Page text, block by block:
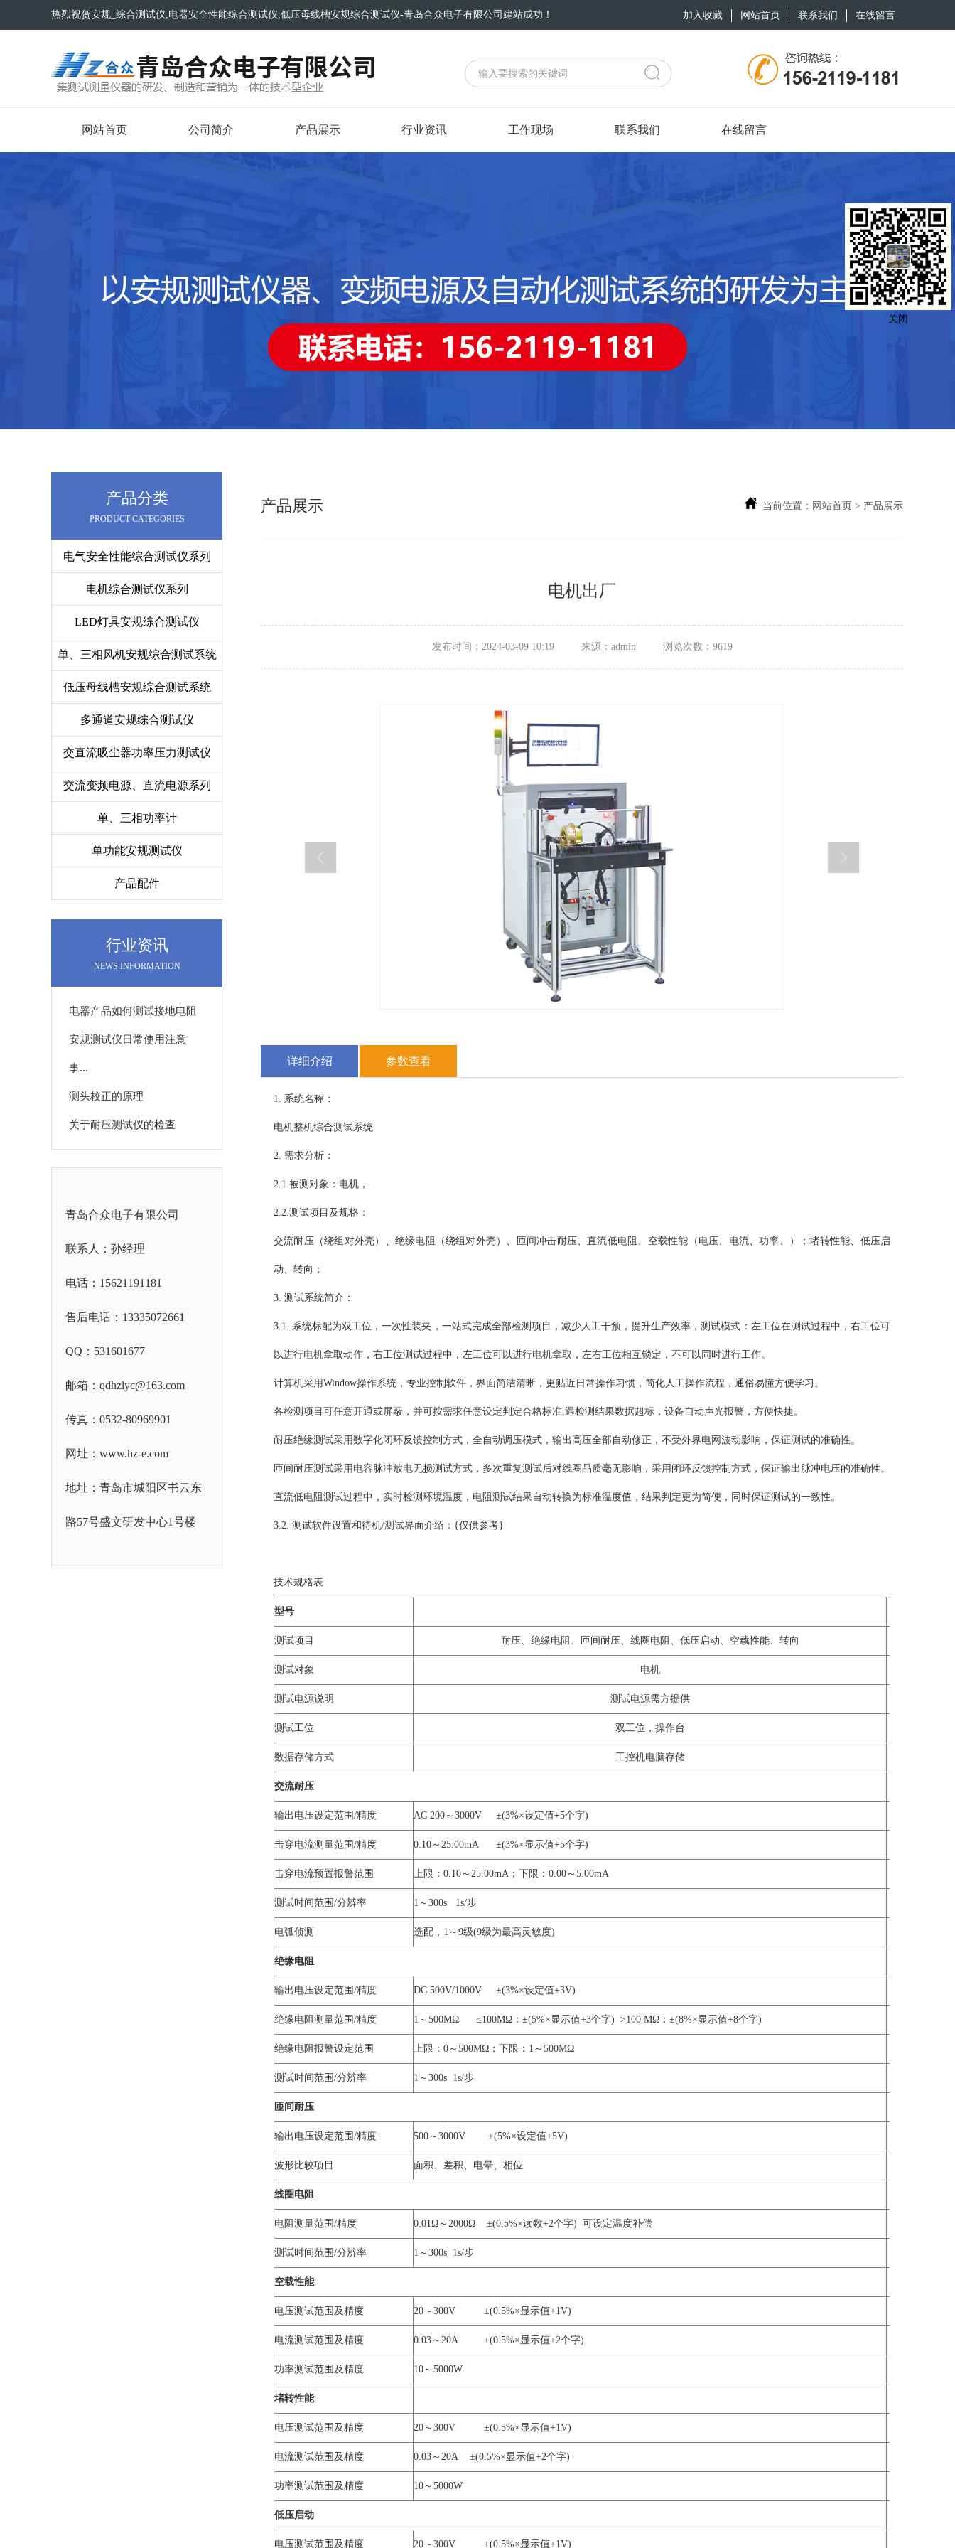
热烈祝贺安规_综合测试仪,电器安全性能综合测试仪,低压母线槽安规综合测试仪-青岛合众电子有限公司建站成功！ 加入收藏 网站首页 联系我们 在线留言
网站首页 公司简介 产品展示 行业资讯 工作现场 联系我们 在线留言
产品分类
PRODUCT CATEGORIES
电气安全性能综合测试仪系列
电机综合测试仪系列
LED灯具安规综合测试仪
单、三相风机安规综合测试系统
低压母线槽安规综合测试系统
多通道安规综合测试仪
交直流吸尘器功率压力测试仪
交流变频电源、直流电源系列
单、三相功率计
单功能安规测试仪
产品配件
行业资讯
NEWS INFORMATION
电器产品如何测试接地电阻
安规测试仪日常使用注意
事...
测头校正的原理
关于耐压测试仪的检查
青岛合众电子有限公司
联系人：孙经理
电话：15621191181
售后电话：13335072661
QQ： 531601677
邮箱：qdhzlyc@163.com
传真：0532-80969901
网址：www.hz-e.com
地址：青岛市城阳区书云东
路57号盛文研发中心1号楼
产品展示 当前位置： 网站首页 > 产品展示
电机出厂
发布时间：2024-03-09 10:19 来源：admin 浏览次数：9619
详细介绍 参数查看
1. 系统名称：
电机整机综合测试系统
2. 需求分析：
2.1.被测对象：电机，
2.2.测试项目及规格：
交流耐压（绕组对外壳）、绝缘电阻（绕组对外壳）、匝间冲击耐压、直流低电阻、空载性能（电压、电流、功率、）；堵转性能、低压启
动、转向；
3. 测试系统简介：
3.1. 系统标配为双工位，一次性装夹，一站式完成全部检测项目，减少人工干预，提升生产效率，测试模式：左工位在测试过程中，右工位可
以进行电机拿取动作，右工位测试过程中，左工位可以进行电机拿取，左右工位相互锁定，不可以同时进行工作。
计算机采用Window操作系统，专业控制软件，界面简洁清晰，更贴近日常操作习惯，简化人工操作流程，通俗易懂方便学习。
各检测项目可任意开通或屏蔽，并可按需求任意设定判定合格标准,遇检测结果数据超标，设备自动声光报警，方便快捷。
耐压绝缘测试采用数字化闭环反馈控制方式，全自动调压模式，输出高压全部自动修正，不受外界电网波动影响，保证测试的准确性。
匝间耐压测试采用电容脉冲放电无损测试方式，多次重复测试后对线圈品质毫无影响，采用闭环反馈控制方式，保证输出脉冲电压的准确性。
直流低电阻测试过程中，实时检测环境温度，电阻测试结果自动转换为标准温度值，结果判定更为简便，同时保证测试的一致性。
3.2. 测试软件设置和待机/测试界面介绍：{仅供参考}
技术规格表
型号
测试项目 耐压、绝缘电阻、匝间耐压、线圈电阻、低压启动、空载性能、转向
测试对象 电机
测试电源说明 测试电源需方提供
测试工位 双工位，操作台
数据存储方式 工控机电脑存储
交流耐压
输出电压设定范围/精度 AC 200～3000V ±(3%×设定值+5个字)
击穿电流测量范围/精度 0.10～25.00mA ±(3%×显示值+5个字)
击穿电流预置报警范围 上限：0.10～25.00mA；下限：0.00～5.00mA
测试时间范围/分辨率 1～300s 1s/步
电弧侦测 选配，1～9级(9级为最高灵敏度)
绝缘电阻
输出电压设定范围/精度 DC 500V/1000V ±(3%×设定值+3V)
绝缘电阻测量范围/精度 1～500MΩ ≤100MΩ：±(5%×显示值+3个字) >100 MΩ：±(8%×显示值+8个字)
绝缘电阻报警设定范围 上限：0～500MΩ；下限：1～500MΩ
测试时间范围/分辨率 1～300s 1s/步
匝间耐压
输出电压设定范围/精度 500～3000V ±(5%×设定值+5V)
波形比较项目 面积、差积、电晕、相位
线圈电阻
电阻测量范围/精度 0.01Ω～2000Ω ±(0.5%×读数+2个字) 可设定温度补偿
测试时间范围/分辨率 1～300s 1s/步
空载性能
电压测试范围及精度 20～300V ±(0.5%×显示值+1V)
电流测试范围及精度 0.03～20A ±(0.5%×显示值+2个字)
功率测试范围及精度 10～5000W
堵转性能
电压测试范围及精度 20～300V ±(0.5%×显示值+1V)
电流测试范围及精度 0.03～20A ±(0.5%×显示值+2个字)
功率测试范围及精度 10～5000W
低压启动
电压测试范围及精度 20～300V ±(0.5%×显示值+1V)
关闭